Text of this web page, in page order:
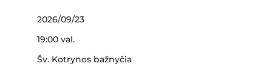
2026/09/23
19:00 val.
Šv. Kotrynos bažnyčia